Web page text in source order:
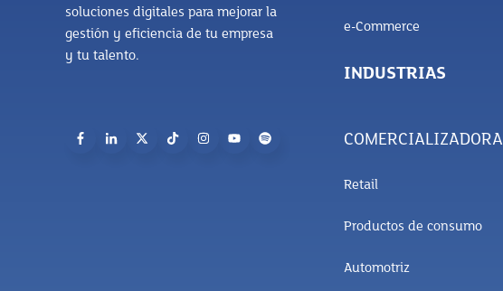
soluciones digitales para mejorar la
gestión y eficiencia de tu empresa
y tu talento.
e-Commerce
INDUSTRIAS
COMERCIALIZADORA
Retail
Productos de consumo
Automotriz